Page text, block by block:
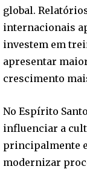
global.
internacionais
investem em
apresentar
crescimento
No Espírito
influenciar a
principalmente
modernizar